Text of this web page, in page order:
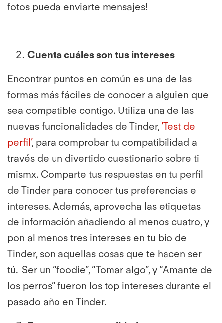
fotos pueda enviarte mensajes!
Cuenta cuáles son tus intereses
Encontrar puntos en común es una de las
formas más fáciles de conocer a alguien que
sea compatible contigo. Utiliza una de las
nuevas funcionalidades de Tinder,‘Test de
perfil’, para comprobar tu compatibilidad a
través de un divertido cuestionario sobre ti
mismx. Comparte tus respuestas en tu perfil
de Tinder para conocer tus preferencias e
intereses. Además, aprovecha las etiquetas
de información añadiendo al menos cuatro, y
pon al menos tres intereses en tu bio de
Tinder, son aquellas cosas que te hacen ser
tú. Ser un “foodie”, “Tomar algo”, y “Amante de
los perros” fueron los top intereses durante el
pasado año en Tinder.